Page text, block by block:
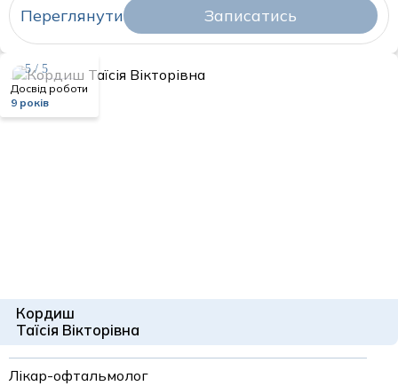
Переглянути Записатись
5 / 5
Досвід роботи
9 років
Кордиш
Таїсія Вікторівна
Лікар-офтальмолог